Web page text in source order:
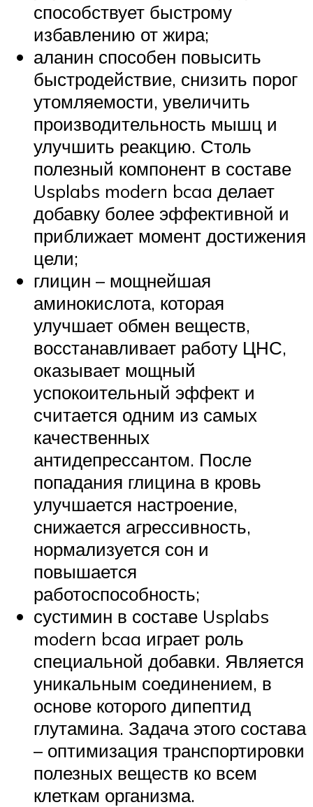
способствует быстрому
избавлению от жира;
аланин способен повысить
быстродействие, снизить порог
утомляемости, увеличить
производительность мышц и
улучшить реакцию. Столь
полезный компонент в составе
Usplabs modern bcaa делает
добавку более эффективной и
приближает момент достижения
цели;
глицин – мощнейшая
аминокислота, которая
улучшает обмен веществ,
восстанавливает работу ЦНС,
оказывает мощный
успокоительный эффект и
считается одним из самых
качественных
антидепрессантом. После
попадания глицина в кровь
улучшается настроение,
снижается агрессивность,
нормализуется сон и
повышается
работоспособность;
сустимин в составе Usplabs
modern bcaa играет роль
специальной добавки. Является
уникальным соединением, в
основе которого дипептид
глутамина. Задача этого состава
– оптимизация транспортировки
полезных веществ ко всем
клеткам организма.